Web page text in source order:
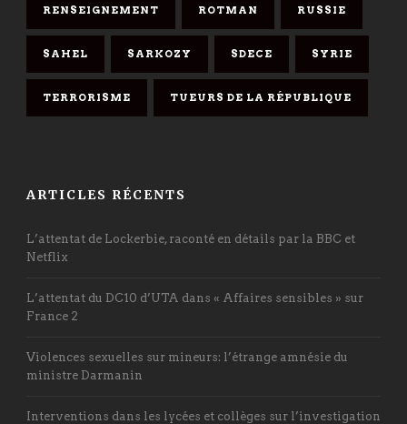
RENSEIGNEMENT ROTMAN RUSSIE
SAHEL SARKOZY SDECE SYRIE
TERRORISME TUEURS DE LA RÉPUBLIQUE
ARTICLES RÉCENTS
L’attentat de Lockerbie, raconté en détails par la BBC et
Netflix
L’attentat du DC10 d’UTA dans « Affaires sensibles » sur
France 2
Violences sexuelles sur mineurs: l’étrange amnésie du
ministre Darmanin
Interventions dans les lycées et collèges sur l’investigation